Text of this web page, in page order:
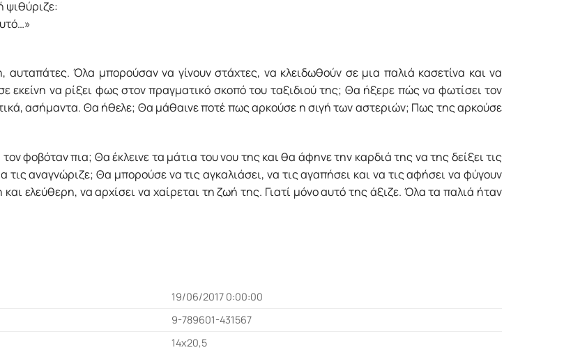
ψιθύριζε:
Όλα μπορούσαν να γίνουν στάχτες, να κλειδωθούν σε μια παλιά κασετίνα και να
να ρίξει φως στον πραγματικό σκοπό του ταξιδιού της; Θα ήξερε πώς να φωτίσει τον
ασήμαντα. Θα ήθελε; Θα μάθαινε ποτέ πως αρκούσε η σιγή των αστεριών; Πως της αρκούσε
φοβόταν πια; Θα έκλεινε τα μάτια του νου της και θα άφηνε την καρδιά της να της δείξει τις
αναγνώριζε; Θα μπορούσε να τις αγκαλιάσει, να τις αγαπήσει και να τις αφήσει να φύγουν
ελεύθερη, να αρχίσει να χαίρεται τη ζωή της. Γιατί μόνο αυτό της άξιζε. Όλα τα παλιά ήταν
19/06/2017 0:00:00
9-789601-431567
14x20,5